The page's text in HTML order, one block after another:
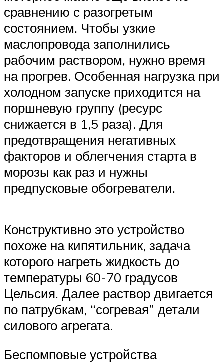
сравнению с разогретым
состоянием. Чтобы узкие
маслопровода заполнились
рабочим раствором, нужно время
на прогрев. Особенная нагрузка при
холодном запуске приходится на
поршневую группу (ресурс
снижается в 1,5 раза). Для
предотвращения негативных
факторов и облегчения старта в
морозы как раз и нужны
предпусковые обогреватели.
Конструктивно это устройство
похоже на кипятильник, задача
которого нагреть жидкость до
температуры 60-70 градусов
Цельсия. Далее раствор двигается
по патрубкам, “согревая” детали
силового агрегата.
Беспомповые устройства